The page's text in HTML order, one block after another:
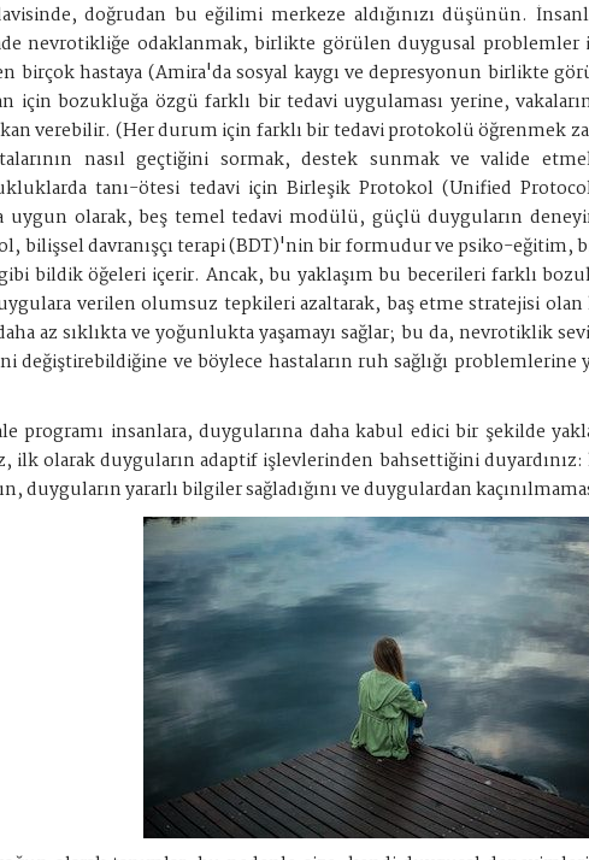
doğrudan bu eğilimi merkeze aldığınızı düşünün.
nevrotikliğe odaklanmak, birlikte görülen duygusal problemler
birçok hastaya (Amira'da sosyal kaygı ve depresyonun birlikte
için bozukluğa özgü farklı bir tedavi uygulaması yerine,
verebilir. (Her durum için farklı bir tedavi protokolü öğrenmek
nasıl geçtiğini sormak, destek sunmak ve valide
tanı-ötesi tedavi için Birleşik Protokol (Unified
uygun olarak, beş temel tedavi modülü, güçlü duyguların
bilişsel davranışçı terapi (BDT)'nin bir formudur ve psiko-
bildik öğeleri içerir. Ancak, bu yaklaşım bu becerileri farklı
verilen olumsuz tepkileri azaltarak, baş etme stratejisi olan
az sıklıkta ve yoğunlukta yaşamayı sağlar; bu da, nevrotiklik
ve böylece hastaların ruh sağlığı problemlerine
programı insanlara, duygularına daha kabul edici bir şekilde
ilk olarak duyguların adaptif işlevlerinden bahsettiğini duyardınız:
duyguların yararlı bilgiler sağladığını ve duygulardan